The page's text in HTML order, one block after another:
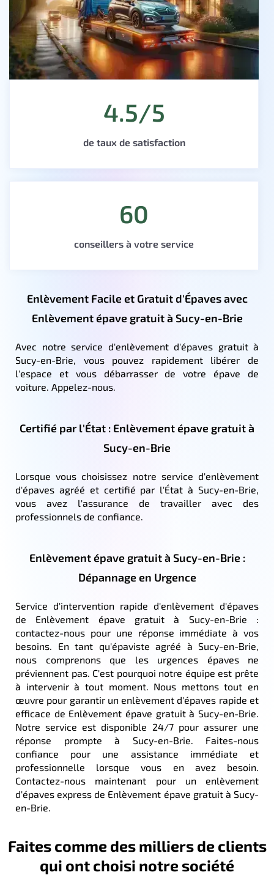
4.5/5
de taux de satisfaction
60
conseillers à votre service
Enlèvement Facile et Gratuit d'Épaves avec
Enlèvement épave gratuit à Sucy-en-Brie
Avec notre service d'enlèvement d'épaves gratuit à
Sucy-en-Brie, vous pouvez rapidement libérer de
l'espace et vous débarrasser de votre épave de
voiture. Appelez-nous.
Certifié par l'État : Enlèvement épave gratuit à
Sucy-en-Brie
Lorsque vous choisissez notre service d'enlèvement
d'épaves agréé et certifié par l'État à Sucy-en-Brie,
vous avez l'assurance de travailler avec des
professionnels de confiance.
Enlèvement épave gratuit à Sucy-en-Brie :
Dépannage en Urgence
Service d'intervention rapide d'enlèvement d'épaves
de Enlèvement épave gratuit à Sucy-en-Brie :
contactez-nous pour une réponse immédiate à vos
besoins. En tant qu'épaviste agréé à Sucy-en-Brie,
nous comprenons que les urgences épaves ne
préviennent pas. C'est pourquoi notre équipe est prête
à intervenir à tout moment. Nous mettons tout en
œuvre pour garantir un enlèvement d'épaves rapide et
efficace de Enlèvement épave gratuit à Sucy-en-Brie.
Notre service est disponible 24/7 pour assurer une
réponse prompte à Sucy-en-Brie. Faites-nous
confiance pour une assistance immédiate et
professionnelle lorsque vous en avez besoin.
Contactez-nous maintenant pour un enlèvement
d'épaves express de Enlèvement épave gratuit à Sucy-
en-Brie.
Faites comme des milliers de clients
qui ont choisi notre société